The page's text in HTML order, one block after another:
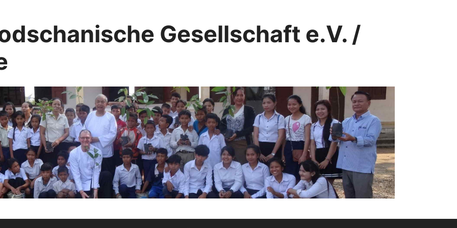
Gesellschaft e.V. /